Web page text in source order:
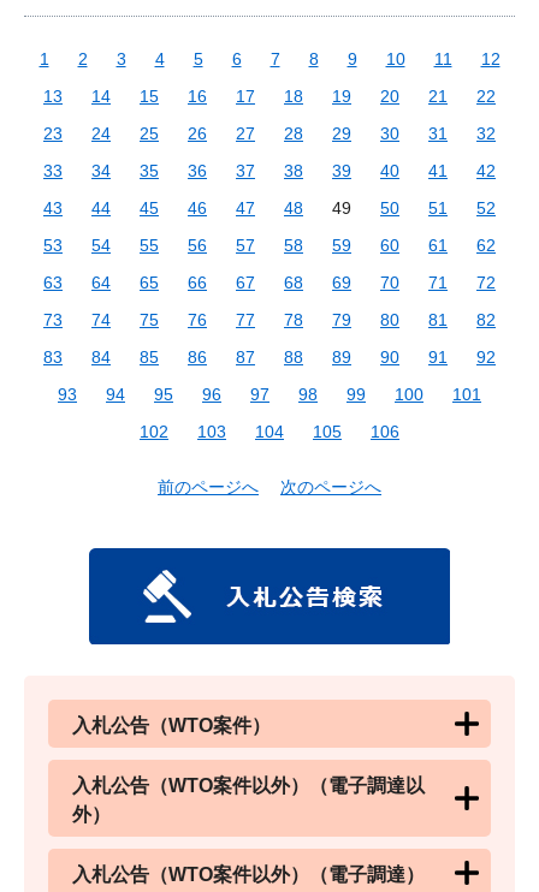
1 2 3 4 5 6 7 8 9 10 11
12
13
14 15 16 17 18 19 20 21
22
23
24 25 26 27 28 29 30 31
32
33
34 35 36 37 38 39 40 41
42
43
44 45 46 47 48 49 50 51
52
53
54 55 56 57 58 59 60 61
62
63
64 65 66 67 68 69 70 71
72
73
74 75 76 77 78 79 80 81
82
83
84 85 86 87 88 89 90 91
92
93
94 95 96 97 98 99 100
101
102
103 104 105 106
前のページへ 次のページへ
入札公告（WTO案件）
入札公告（WTO案件以外）（電子調達以
外）
入札公告（WTO案件以外）（電子調達）